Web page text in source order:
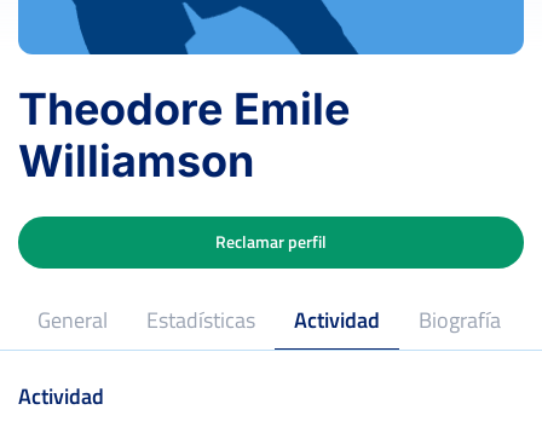
Theodore Emile
Williamson
General Estadísticas Actividad Biografía
Reclamar perfil
Actividad